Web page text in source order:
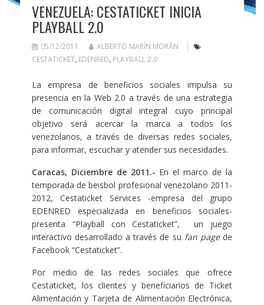
VENEZUELA: CESTATICKET INICIA
PLAYBALL 2.0
05/12/2011
ALBERTO MARÍN MORÁN
CESTATICKET, EDENRED, PLAYBALL 2.0
La empresa de beneficios sociales impulsa su
presencia en la Web 2.0 a través de una estrategia
de comunicación digital integral cuyo principal
objetivo será acercar la marca a todos los
venezolanos, a través de diversas redes sociales,
para informar, escuchar y atender sus necesidades.
Caracas, Diciembre de 2011.- En el marco de la
temporada de beisbol profesional venezolano 2011-
2012, Cestaticket Services -empresa del grupo
EDENRED especializada en beneficios sociales-
presenta “Playball con Cestaticket”, un juego
interactivo desarrollado a través de su fan pagede
Facebook “Cestaticket”.
Por medio de las redes sociales que ofrece
Cestaticket, los clientes y beneficiarios de Ticket
Alimentación y Tarjeta de Alimentación Electrónica,